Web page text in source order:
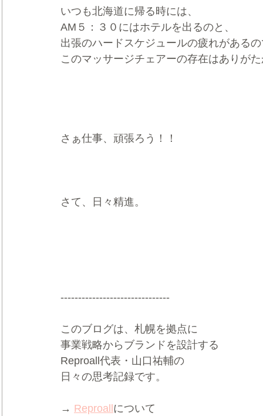
いつも北海道に帰る時には、
AM５：３０にはホテルを出るのと、
出張のハードスケジュールの疲れがある
このマッサージチェアーの存在はありが
さぁ仕事、頑張ろう！！
さて、日々精進。
-------------------------------
このブログは、札幌を拠点に
事業戦略からブランドを設計する
Reproall代表・山口祐輔の
日々の思考記録です。
→ Reproall について